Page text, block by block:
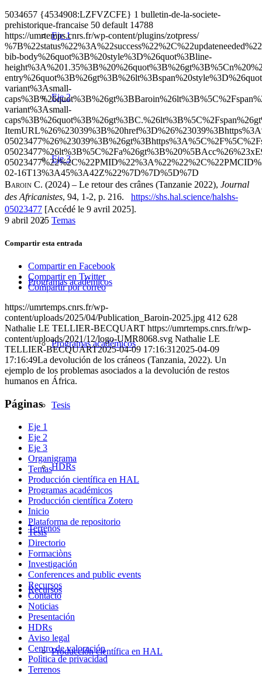
Eje 1
Eje 2
Eje 3
Temas
Programas académicos
Programas académicos
Tesis
HDRs
Terrenos
Recursos
Producción científica en HAL
5034657 {4534908:LZFVZCFE} 1 bulletin-de-la-societe-
prehistorique-francaise 50 default 14788
https://umrtemps.cnrs.fr/wp-content/plugins/zotpress/
bib-body%26quot%3B%20style%3D%26quot%3Bline-
variant%3Asmall-
variant%3Asmall-
02-16T13%3A45%3A42Z%22%7D%7D%5D%7D
Baroin C. (2024) ‒ Le retour des crânes (Tanzanie 2022), Journal
des Africanistes, 94, 1‑2, p. 216. https://shs.hal.science/halshs-
05023477 [Accédé le 9 avril 2025].
9 abril 2025
Compartir esta entrada
Compartir en Facebook
Compartir en Twitter
Compartir por correo
https://umrtemps.cnrs.fr/wp-
content/uploads/2025/04/Publication_Baroin-2025.jpg 412 628
Nathalie LE TELLIER-BECQUART https://umrtemps.cnrs.fr/wp-
content/uploads/2021/12/logo-UMR8068.svg Nathalie LE
TELLIER-BECQUART2025-04-09 17:16:31 2025-04-09
17:16:49La devolución de los cráneos (Tanzania, 2022). Un
ejemplo de los problemas asociados a la devolución de restos
humanos en África.
Páginas
Eje 1
Eje 2
Eje 3
Organigrama
Temas
Producción científica en HAL
Programas académicos
Producción científica Zotero
Inicio
Plataforma de repositorio
Tesis
Directorio
Formaciòns
Investigación
Conferences and public events
Recursos
Contacto
Noticias
Presentación
HDRs
Aviso legal
Centro de valoración
Polìtica de privacidad
Terrenos